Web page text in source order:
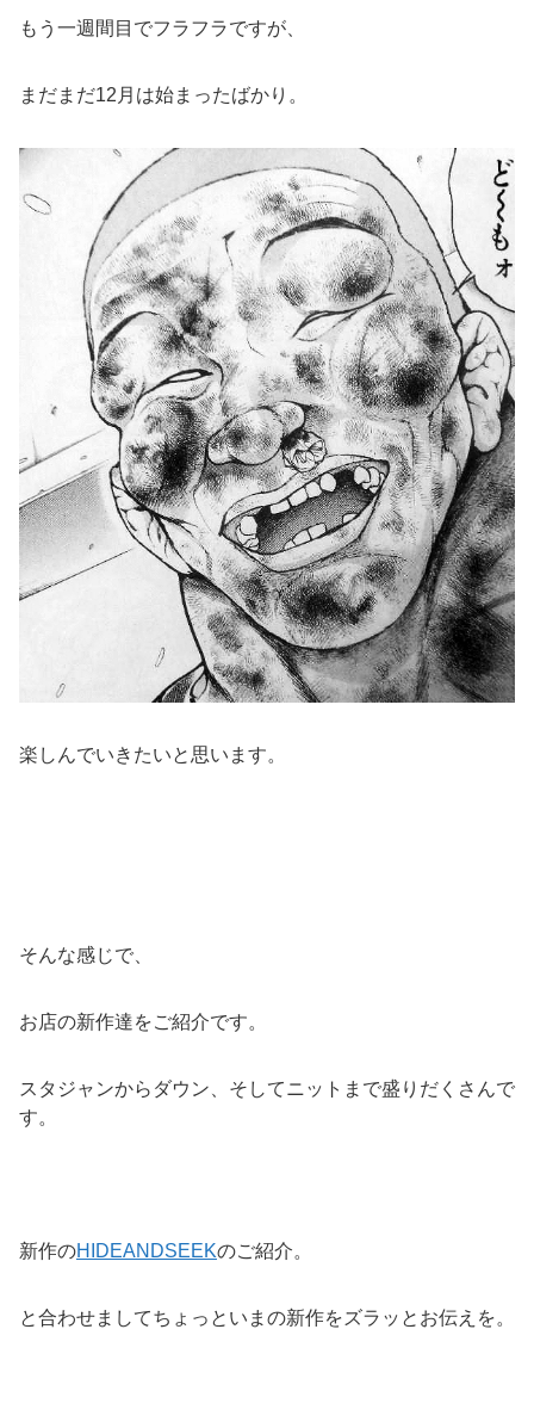
もう一週間目でフラフラですが、
まだまだ12月は始まったばかり。
楽しんでいきたいと思います。
そんな感じで、
お店の新作達をご紹介です。
スタジャンからダウン、そしてニットまで盛りだくさんで
す。
新作のHIDEANDSEEKのご紹介。
と合わせましてちょっといまの新作をズラッとお伝えを。